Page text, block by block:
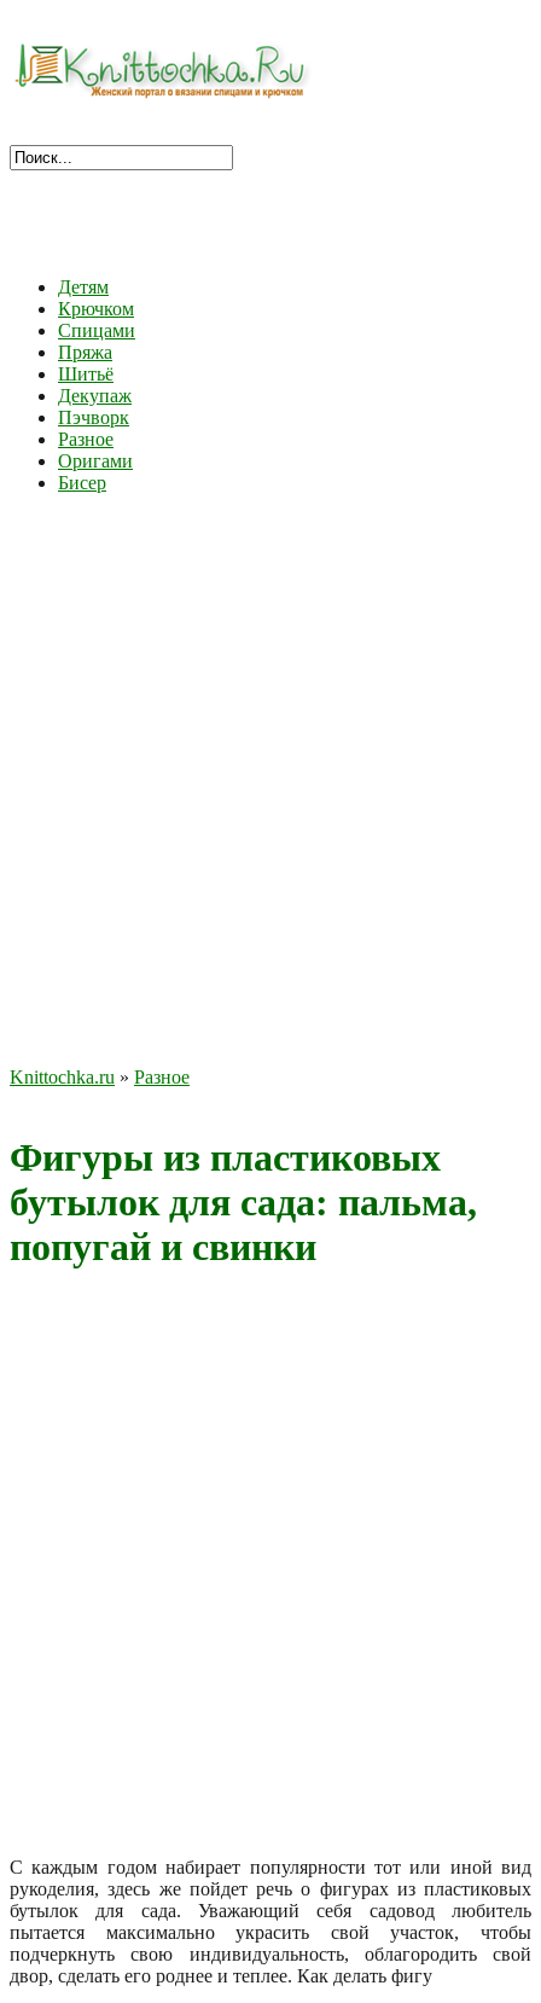
Детям
Крючком
Спицами
Пряжа
Шитьё
Декупаж
Пэчворк
Разное
Оригами
Бисер
Knittochka.ru » Разное
Фигуры из пластиковых
бутылок для сада: пальма,
попугай и свинки
С каждым годом набирает популярности тот или иной вид
рукоделия, здесь же пойдет речь о фигурах из пластиковых
бутылок для сада. Уважающий себя садовод любитель
пытается максимально украсить свой участок, чтобы
подчеркнуть свою индивидуальность, облагородить свой
двор, сделать его роднее и теплее. Как делать фигу